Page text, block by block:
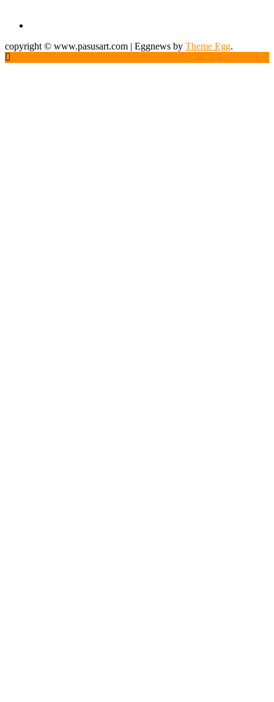
copyright © www.pasusart.com | Eggnews by Theme Egg.